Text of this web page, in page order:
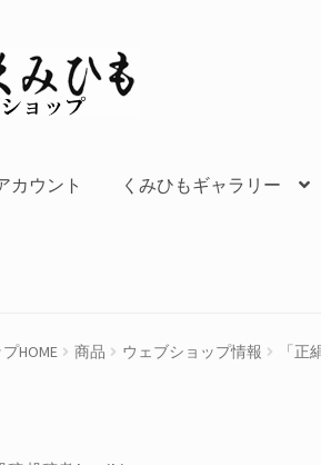
カウント くみひもギャラリー
HOME 商品 ウェブショップ情報 「正